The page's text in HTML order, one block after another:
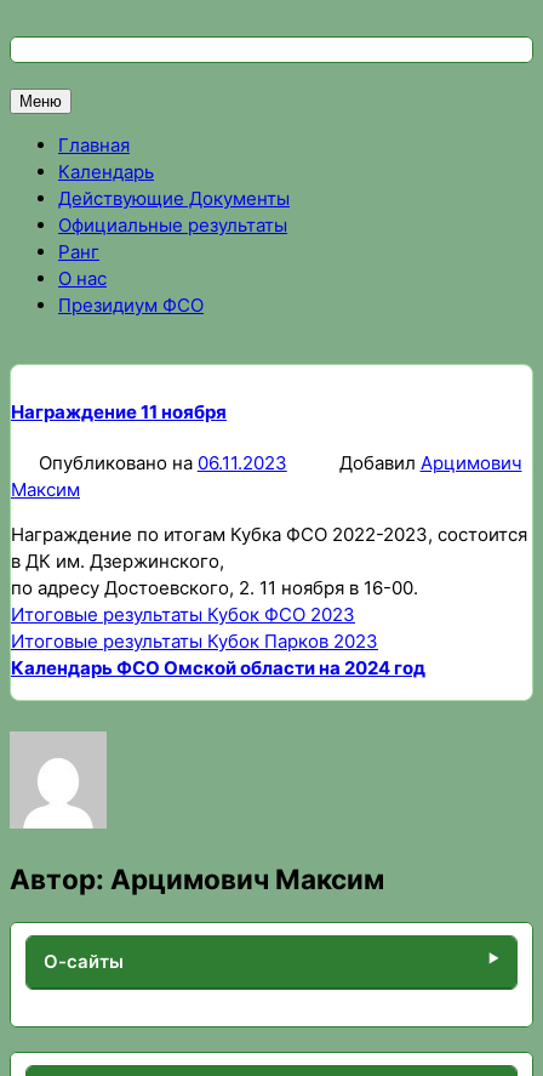
кФедерация спортивного ориентирования Омской области
Спортивное ориентирование в Омске, результаты
Меню
Главная
Календарь
Действующие Документы
Официальные результаты
Ранг
О нас
Президиум ФСО
Награждение 11 ноября
Опубликовано на 06.11.2023 Добавил Арцимович
Максим
Награждение по итогам Кубка ФСО 2022-2023, состоится
в ДК им. Дзержинского,
по адресу Достоевского, 2. 11 ноября в 16-00.
Итоговые результаты Кубок ФСО 2023
Итоговые результаты Кубок Парков 2023
Календарь ФСО Омской области на 2024 год
Автор: Арцимович Максим
О-сайты